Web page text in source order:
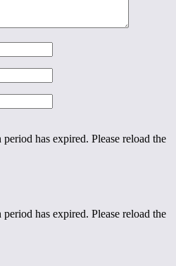
has expired. Please reload the
has expired. Please reload the